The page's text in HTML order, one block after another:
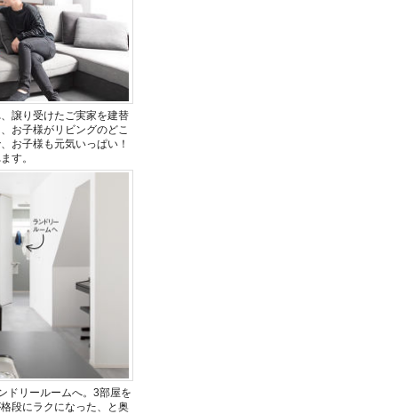
譲り受けたご実家を建替
お子様がリビングのどこ
お子様も元気いっぱい！
す。
ドリールームへ。3部屋を
段にラクになった、と奥